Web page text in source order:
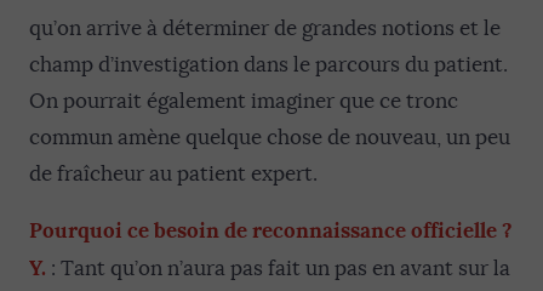
qu’on arrive à déterminer de grandes notions et le
champ d’investigation dans le parcours du patient.
On pourrait également imaginer que ce tronc
commun amène quelque chose de nouveau, un peu
de fraîcheur au patient expert.
Pourquoi ce besoin de reconnaissance officielle ?
Y. : Tant qu’on n’aura pas fait un pas en avant sur la